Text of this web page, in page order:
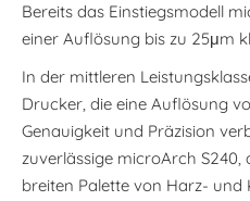
Bereits das Einstiegsmodell
einer Auflösung bis zu 25μm
In der mittleren
Drucker, die eine Auflösung
Genauigkeit und Präzision
zuverlässige microArch
breiten Palette von Harz- und